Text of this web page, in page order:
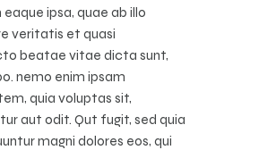
ipsa, quae ab illo
veritatis et quasi
beatae vitae dicta sunt,
nemo enim ipsam
quia voluptas sit,
aut odit. Qut fugit, sed quia
magni dolores eos, qui